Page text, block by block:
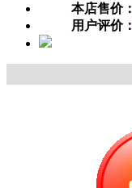
本店售价：
用户评价：